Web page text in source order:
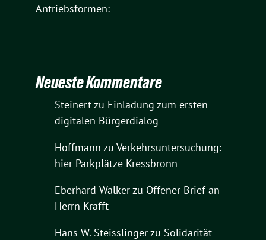
Antriebsformen:
Neueste Kommentare
Steinertzu Einladung zum ersten
digitalen Bürgerdialog
Hoffmann zu Verkehrsuntersuchung:
hier Parkplätze Kressbronn
Eberhard Walkerzu Offener Brief an
Herrn Krafft
Hans W. Steisslingerzu Solidarität